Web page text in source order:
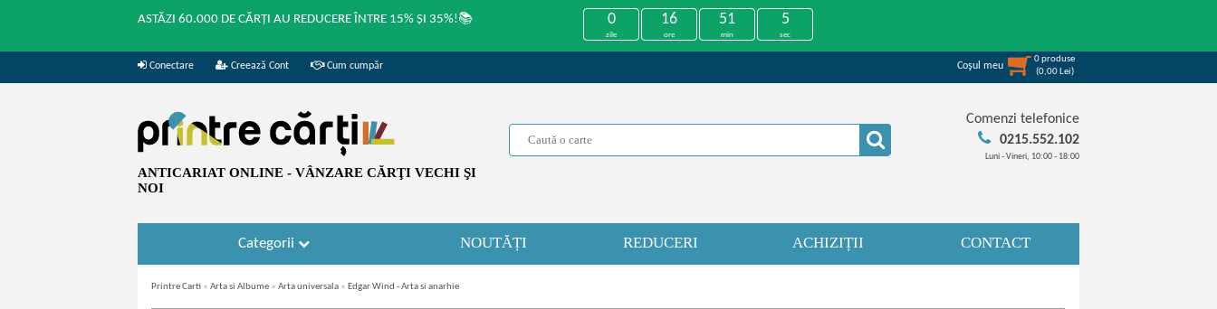
ASTĂZI 60.000 DE CĂRȚI AU REDUCERE ÎNTRE 15% ȘI 35%!📚 0
zile
16
ore
51
min
4
sec
Conectare Creează Cont Cum cumpăr Coşul meu
0produse
(0,00 Lei)
ANTICARIAT ONLINE - VÂNZARE CĂRŢI VECHI ŞI
NOI
Comenzi telefonice
0215.552.102
Luni - Vineri, 10:00 - 18:00
Categorii NOUTĂȚI REDUCERI ACHIZIȚII CONTACT
Printre Carti » Arta si Albume » Arta universala » Edgar Wind - Arta si anarhie